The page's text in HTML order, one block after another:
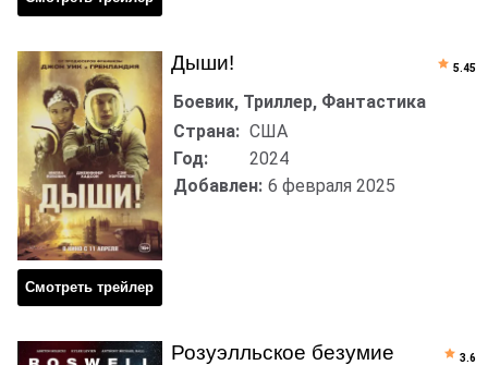
Дыши!
Смотреть трейлер
Боевик, Триллер, Фантастика
Страна: США
Год:
2024
Добавлен: 6 февраля 2025
5.45
Розуэлльское безумие 3.6